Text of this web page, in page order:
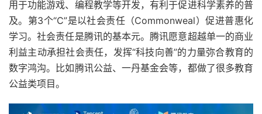
用于功能游戏、编程教学等开发，有利于促进科学素养的普
及。第3个“C”是以社会责任（Commonweal）促进普惠化
学习。社会责任是腾讯的基本元。腾讯愿意超越单一的商业
利益主动承担社会责任，发挥“科技向善”的力量弥合教育的
数字鸿沟。比如腾讯公益、一丹基金会等，都做了很多教育
公益类项目。